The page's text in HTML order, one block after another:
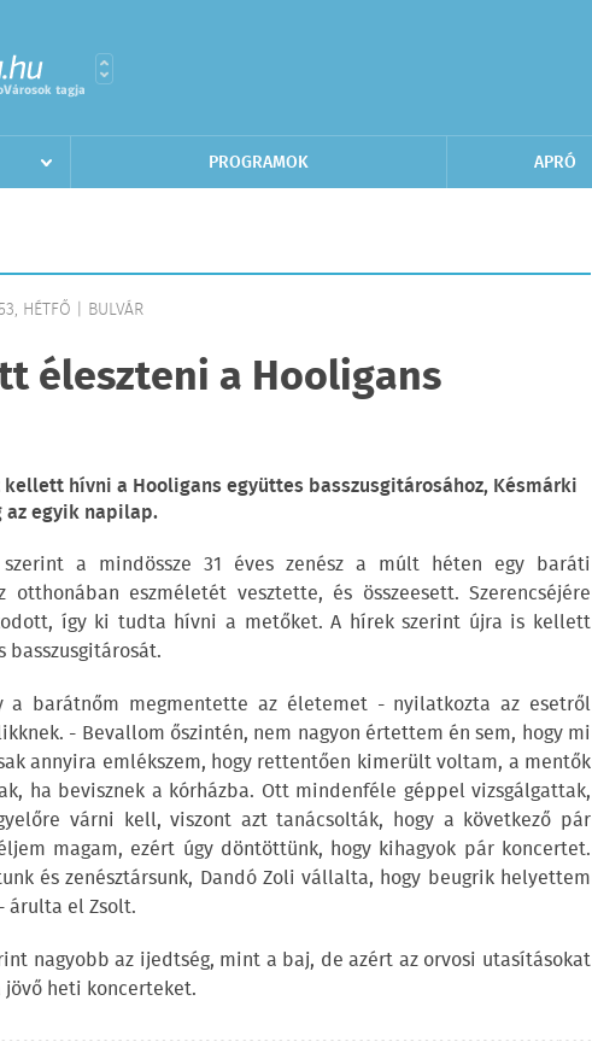
PROGRAMOK APRÓ
HÉTFŐ | BULVÁR
éleszteni a Hooligans
hívni a Hooligans együttes basszusgitárosához, Késmárki
egyik napilap.
a mindössze 31 éves zenész a múlt héten egy baráti
otthonában eszméletét vesztette, és összeesett. Szerencséjére
így ki tudta hívni a metőket. A hírek szerint újra is kellett
basszusgitárosát.
a barátnőm megmentette az életemet - nyilatkozta az esetről
- Bevallom őszintén, nem nagyon értettem én sem, hogy mi
annyira emlékszem, hogy rettentően kimerült voltam, a mentők
ha bevisznek a kórházba. Ott mindenféle géppel vizsgálgattak,
várni kell, viszont azt tanácsolták, hogy a következő pár
magam, ezért úgy döntöttünk, hogy kihagyok pár koncertet.
és zenésztársunk, Dandó Zoli vállalta, hogy beugrik helyettem
árulta el Zsolt.
nagyobb az ijedtség, mint a baj, de azért az orvosi utasításokat
heti koncerteket.